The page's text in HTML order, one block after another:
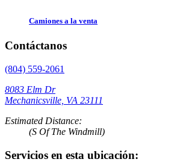
Camiones a la venta
Contáctanos
(804) 559-2061
8083 Elm Dr
Mechanicsville, VA 23111
Estimated Distance:
(S Of The Windmill)
Servicios en esta ubicación: